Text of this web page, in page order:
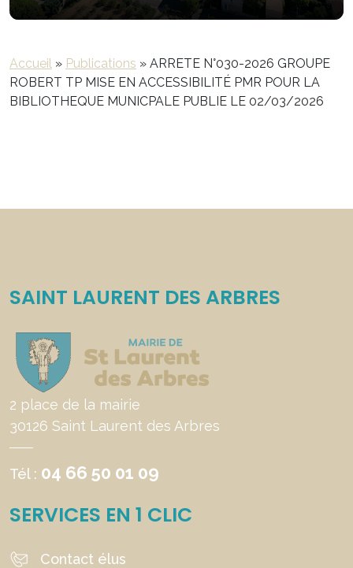
Accueil » Publications » ARRETE N°030-2026 GROUPE
ROBERT TP MISE EN ACCESSIBILITÉ PMR POUR LA
BIBLIOTHEQUE MUNICPALE PUBLIE LE 02/03/2026
SAINT LAURENT DES ARBRES
2 place de la mairie
30126 Saint Laurent des Arbres
Tél : 04 66 50 01 09
SERVICES EN 1 CLIC
Contact élus